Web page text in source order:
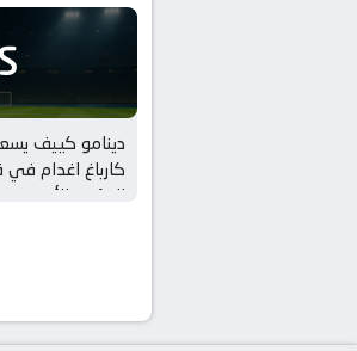
دينامو كييف
كارباغ اغدام في
المؤتمر الأوروبي